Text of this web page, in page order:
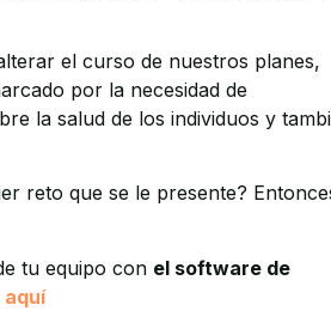
el curso de nuestros planes,
por la necesidad de
la salud de los individuos y
reto que se le presente?
tu equipo con el software de
aquí